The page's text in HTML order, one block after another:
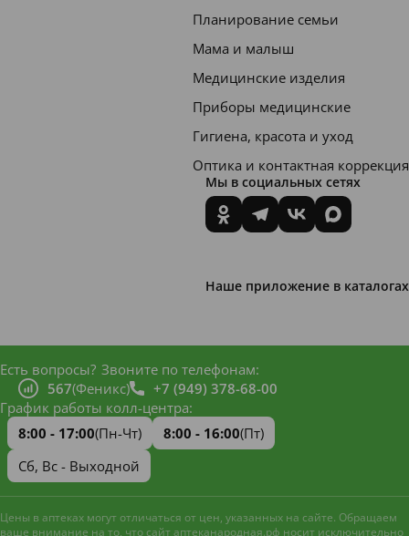
Планирование семьи
Мама и малыш
Медицинские изделия
Приборы медицинские
Гигиена, красота и уход
Оптика и контактная коррекция
Мы в социальных сетях
Наше приложение в каталогах
Есть вопросы? Звоните по телефонам:
567(Феникс)
+7 (949) 378-68-00
График работы колл-центра:
8:00 - 17:00(Пн-Чт) 8:00 - 16:00(Пт)
Сб, Вс - Выходной
Цены в аптеках могут отличаться от цен, указанных на сайте. Обращаем
ваше внимание на то, что сайт аптеканародная.рф носит исключительно